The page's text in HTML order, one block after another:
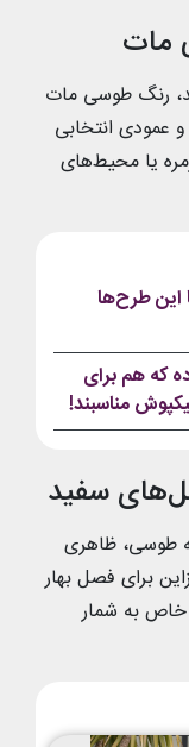
رنگ طوسی مات
عمودی انتخابی
یا محیط‌های
این طرح‌ها
که هم برای
مناسبند!
طوسی، ظاهری
برای فصل بهار
خاص به شمار